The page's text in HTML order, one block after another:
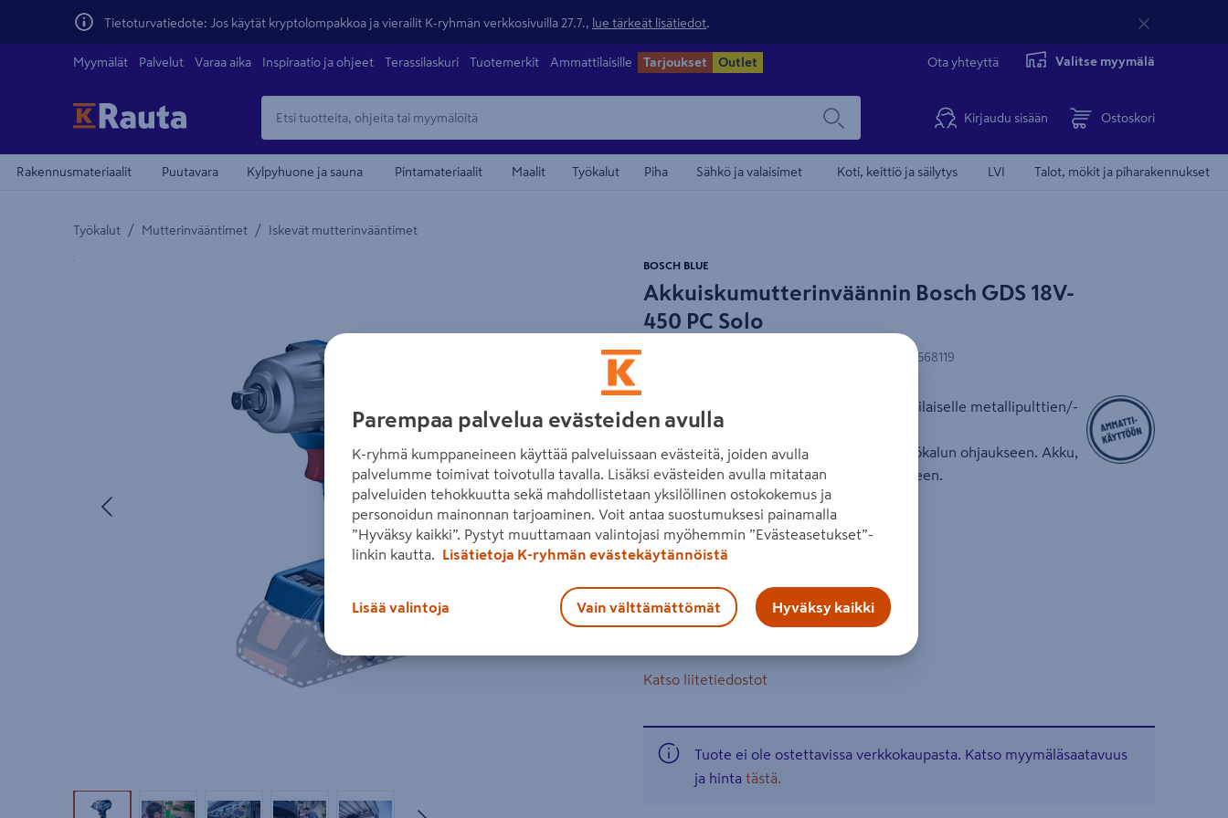
Tietoturvatiedote: Jos käytät kryptolompakkoa ja vierailit K-ryhmän verkkosivuilla 27.7., lue tärkeät lisätiedot
Myymälät Palvelut Varaa aika Inspiraatio ja ohjeet Terassilaskuri Tuotemerkit Ammattilaisille Tarjoukset Outlet Ota yhteyttä Valitse myymälä
Kirjaudu sisään Ostoskori
Rakennusmateriaalit Puutavara Kylpyhuone ja sauna Pintamateriaalit Maalit Työkalut Piha Sähkö ja valaisimet Koti, keittiö ja säilytys LVI Talot, mökit ja piharakennukset
Työkalut / Mutterinvääntimet / Iskevät mutterinvääntimet
Yksityiskohtainen kuvaus löytyy Tuotteen kuvaus -maamerkistä
Seuraava
Akkuiskumutterinväännin Bosch GDS 18V-
450 PC Solo
BOSCH BLUE
4059952568119
Tehokas akkuiskumutterinväännin ammattilaiselle metallipulttien/-
muttereiden (M10–M20) ruuvaamiseen. 3
nopeus-/momenttiporrasta. Käyttötilat työkalun ohjaukseen. Akku,
laturi ja Bluetooth-moduuli myydään erikseen.
akun jännite 18 V
vääntömomentti maks. 450 Nm
ruuvin halkaisija M10–M20
Katso liitetiedostot
Tuote ei ole ostettavissa verkkokaupasta. Katso myymäläsaatavuus
ja hinta tästä.
Parempaa palvelua evästeiden avulla
K-ryhmä kumppaneineen käyttää palveluissaan evästeitä, joiden avulla
palvelumme toimivat toivotulla tavalla. Lisäksi evästeiden avulla mitataan
palveluiden tehokkuutta sekä mahdollistetaan yksilöllinen ostokokemus ja
personoidun mainonnan tarjoaminen. Voit antaa suostumuksesi painamalla
”Hyväksy kaikki”. Pystyt muuttamaan valintojasi myöhemmin ”Evästeasetukset”-
linkin kautta.
Lisätietoja K-ryhmän evästekäytännöistä
Lisää valintoja Vain välttämättömät Hyväksy kaikki